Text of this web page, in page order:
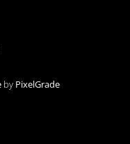
by PixelGrade